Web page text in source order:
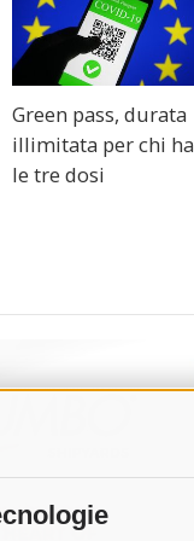
Green pass, durata
illimitata per chi ha
le tre dosi